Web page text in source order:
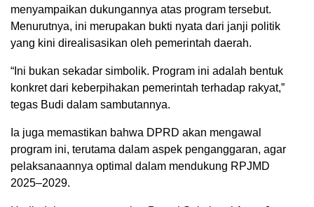
menyampaikan dukungannya atas program tersebut.
Menurutnya, ini merupakan bukti nyata dari janji politik
yang kini direalisasikan oleh pemerintah daerah.
“Ini bukan sekadar simbolik. Program ini adalah bentuk
konkret dari keberpihakan pemerintah terhadap rakyat,”
tegas Budi dalam sambutannya.
Ia juga memastikan bahwa DPRD akan mengawal
program ini, terutama dalam aspek penganggaran, agar
pelaksanaannya optimal dalam mendukung RPJMD
2025–2029.